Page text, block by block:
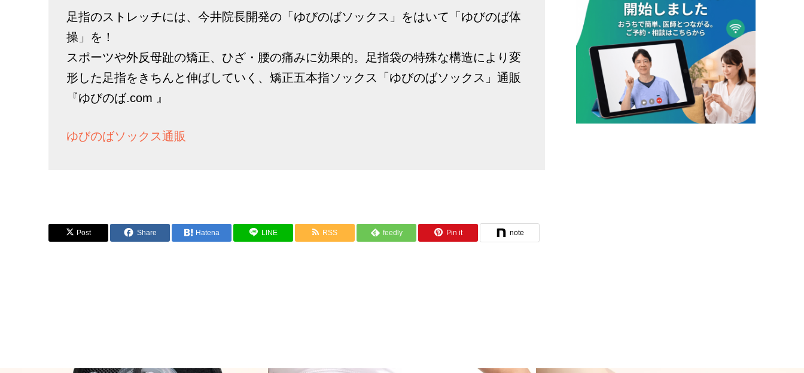
足指のストレッチには、今井院長開発の「ゆびのばソックス」をはいて「ゆびのば体
操」を！
スポーツや外反母趾の矯正、ひざ・腰の痛みに効果的。足指袋の特殊な構造により変
形した足指をきちんと伸ばしていく、矯正五本指ソックス「ゆびのばソックス」通販
『ゆびのば.com 』
ゆびのばソックス通販
Post Share Hatena LINE RSS feedly Pin it note